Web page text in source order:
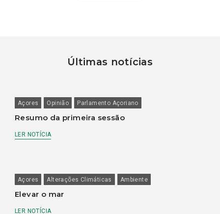
Últimas notícias
Açores Opinião Parlamento Açoriano
Resumo da primeira sessão
LER NOTÍCIA
Açores Alterações Climáticas Ambiente
Elevar o mar
LER NOTÍCIA